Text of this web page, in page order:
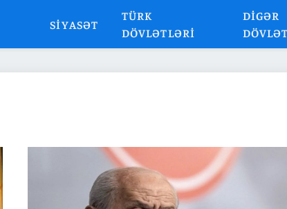
SIYASƏT
TÜRK
DÖVLƏTLƏRI
DIGƏR